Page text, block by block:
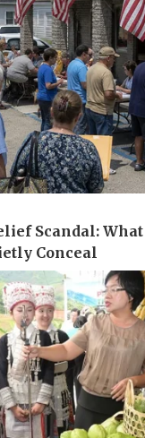
Ô tô - Xe
Ô tô
Xe máy
Tư vấn